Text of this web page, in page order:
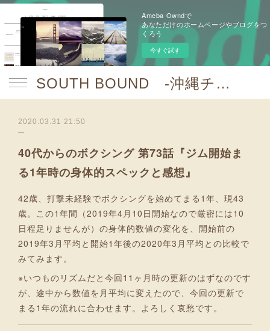
Ameba Owndで
あなただけのホームページやブログをつ
くろう
今すぐ試す
SOUTH BOUND -沖縄チャンプルお囃子コア-
2020.03.31 21:50
40代からのボクシング 第73話『ジム開始ま
る1年時の身体的スペックと感想』
42歳、打撃未経験でボクシングを始めてまる1年、現43
歳。この1年間（2019年4月10日開始なので厳密には10
日程足りませんが）の身体的数値の変化を、開始前の
2019年3月平均と開始1年後の2020年3月平均との比較で
みてみます。
※いつものリズムだと今回11ヶ月時の更新のはずなのです
が、途中から数値を月平均に変えたので、今回の更新で
まる1年の流れに合わせます。よろしく哀愁です。